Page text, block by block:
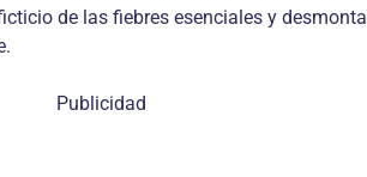
de las fiebres esenciales y
Publicidad